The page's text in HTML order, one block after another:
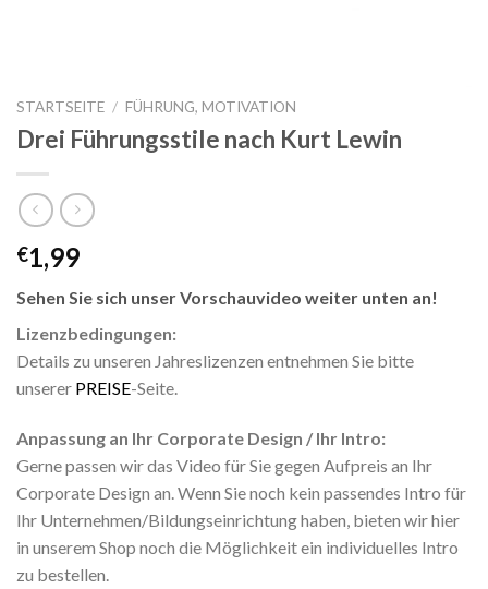
STARTSEITE / FÜHRUNG, MOTIVATION
Drei Führungsstile nach Kurt Lewin
€1,99
Sehen Sie sich unser Vorschauvideo weiter unten an!
Lizenzbedingungen:
Details zu unseren Jahreslizenzen entnehmen Sie bitte
unserer PREISE-Seite.
Anpassung an Ihr Corporate Design / Ihr Intro:
Gerne passen wir das Video für Sie gegen Aufpreis an Ihr
Corporate Design an. Wenn Sie noch kein passendes Intro für
Ihr Unternehmen/Bildungseinrichtung haben, bieten wir hier
in unserem Shop noch die Möglichkeit ein individuelles Intro
zu bestellen.